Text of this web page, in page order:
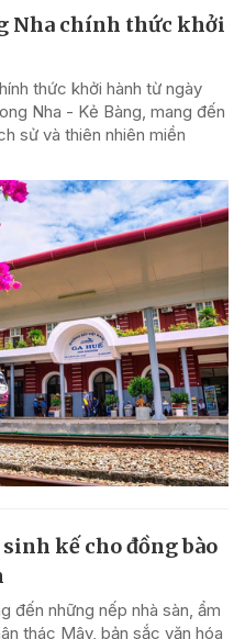
Nha chính thức khởi
thức khởi hành từ ngày
Nha - Kẻ Bàng, mang đến
sử và thiên nhiên miền
kế cho đồng bào
đến những nếp nhà sàn, ẩm
thác Mây, bản sắc văn hóa